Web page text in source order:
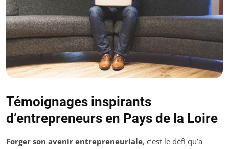
Témoignages inspirants
d’entrepreneurs en Pays de la Loire
Forger son avenir entrepreneuriale, c’est le défi qu’a